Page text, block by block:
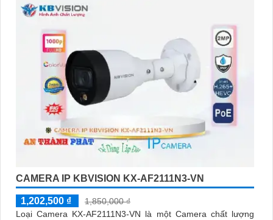
CAMERA IP KBVISION KX-AF2111N3-VN
1,202,500 ₫
1,850,000 ₫
Loại Camera KX-AF2111N3-VN là một Camera chất lượng